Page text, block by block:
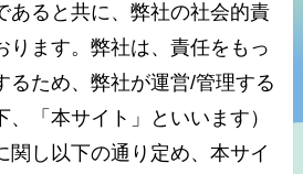
あると共に、弊社の社会的責
ります。弊社は、責任をもっ
るため、弊社が運営/管理する
、「本サイト」といいます）
関し以下の通り定め、本サイ